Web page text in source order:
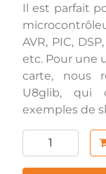
Il est parfait
AVR, PIC,
etc. Pour une
carte, nous
U8glib, qui
exemples de